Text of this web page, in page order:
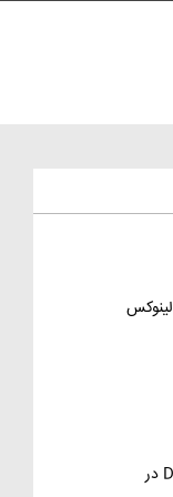
آموزش کامل نصب و راه‌اندازی DNS Server در